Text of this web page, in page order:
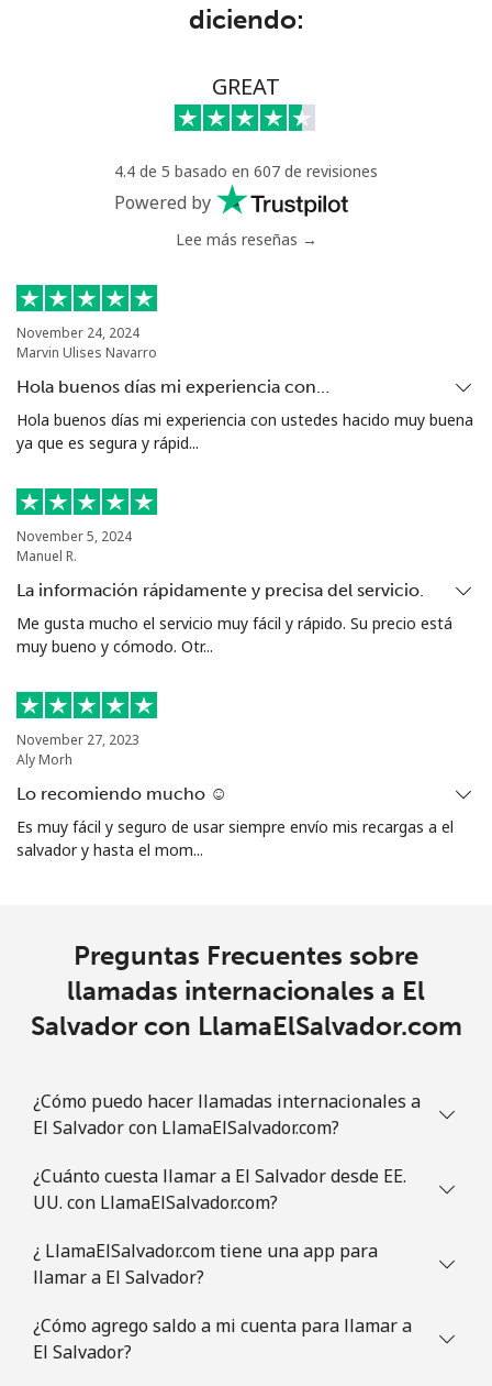
⁦€10⁩
⁦€10⁩
Línea fija
⁦€10⁩
Eswatini
Línea fija
Celular ⁦19.5¢⁩
51 min por
Celular ⁦27.5¢⁩
⁦€10⁩
diciendo:
GREAT
4.4 de 5 basado en 607 de revisiones
Powered by
Lee más reseñas →
November 24, 2024
Marvin Ulises Navarro
Hola buenos días mi experiencia con…
Hola buenos días mi experiencia con ustedes hacido muy buena
ya que es segura y rápid...
November 5, 2024
Manuel R.
La información rápidamente y precisa del servicio.
Me gusta mucho el servicio muy fácil y rápido. Su precio está
muy bueno y cómodo. Otr...
November 27, 2023
Aly Morh
Lo recomiendo mucho ☺️
Es muy fácil y seguro de usar siempre envío mis recargas a el
salvador y hasta el mom...
Preguntas Frecuentes sobre
llamadas internacionales a El
Salvador con LlamaElSalvador.com
¿Cómo puedo hacer llamadas internacionales a
El Salvador con LlamaElSalvador.com?
¿Cuánto cuesta llamar a El Salvador desde EE.
UU. con LlamaElSalvador.com?
¿ LlamaElSalvador.com tiene una app para
llamar a El Salvador?
¿Cómo agrego saldo a mi cuenta para llamar a
El Salvador?